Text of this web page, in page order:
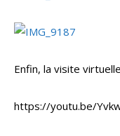
Enfin, la visite
https://youtu.be/